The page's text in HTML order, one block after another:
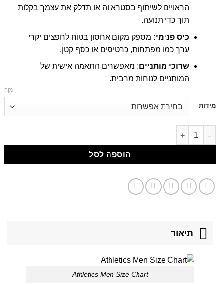
הראויים לשיתוף בסטראווה או תדלק את עצמך בקלות
תוך כדי תנועה.
כיס פנימי: מספק מקום אחסון בטוח לחפצים יקרי
ערך כמו מפתחות, כרטיסים או כסף קטן.
שרוכי מותניים: מאפשרים התאמה אישית של
המותניים לנוחות מרבית.
מידות
נקה
לתוכן
דילוג לתוכן
הוספה לסל
תיאור
Athletics Men Size Chart